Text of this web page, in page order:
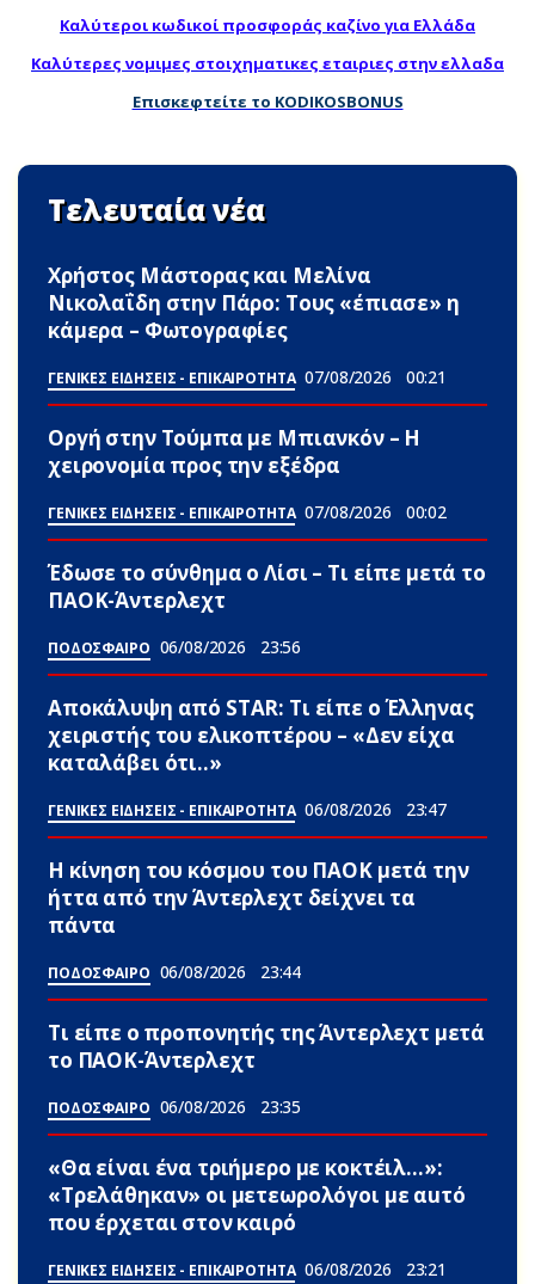
Καλύτεροι κωδικοί προσφοράς καζίνο για Ελλάδα
Καλύτερες νομιμες στοιχηματικες εταιριες στην ελλαδα
Επισκεφτείτε το KODIKOSBONUS
Τελευταία νέα
Χρήστος Μάστορας και Μελίνα
Νικολαΐδη στην Πάρο: Τους «έπιασε» η
κάμερα – Φωτογραφίες
ΓΕΝΙΚΕΣ ΕΙΔΗΣΕΙΣ - ΕΠΙΚΑΙΡΟΤΗΤΑ 07/08/2026 00:21
Οργή στην Τούμπα με Μπιανκόν – Η
χειρονομία προς την εξέδρα
ΓΕΝΙΚΕΣ ΕΙΔΗΣΕΙΣ - ΕΠΙΚΑΙΡΟΤΗΤΑ 07/08/2026 00:02
Έδωσε το σύνθημα ο Λίσι – Τι είπε μετά το
ΠΑΟΚ-Άντερλεχτ
ΠΟΔΟΣΦΑΙΡΟ 06/08/2026 23:56
Αποκάλυψη από STAR: Τι είπε ο Έλληνας
χειριστής του ελικοπτέρου – «Δεν είχα
καταλάβει ότι..»
ΓΕΝΙΚΕΣ ΕΙΔΗΣΕΙΣ - ΕΠΙΚΑΙΡΟΤΗΤΑ 06/08/2026 23:47
Η κίνηση του κόσμου του ΠΑΟΚ μετά την
ήττα από την Άντερλεχτ δείχνει τα
πάντα
ΠΟΔΟΣΦΑΙΡΟ 06/08/2026 23:44
Τι είπε ο προπονητής της Άντερλεχτ μετά
το ΠΑΟΚ-Άντερλεχτ
ΠΟΔΟΣΦΑΙΡΟ 06/08/2026 23:35
«Θα είναι ένα τριήμερο με κοκτέιλ…»:
«Τρελάθηκαν» οι μετεωρολόγοι με αuτό
που έρχεται στον καιρό
ΓΕΝΙΚΕΣ ΕΙΔΗΣΕΙΣ - ΕΠΙΚΑΙΡΟΤΗΤΑ 06/08/2026 23:21